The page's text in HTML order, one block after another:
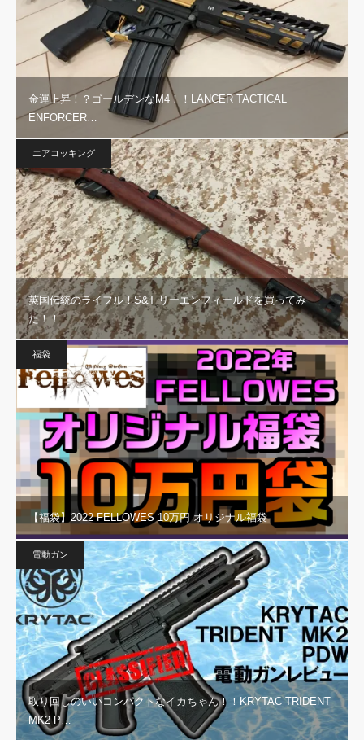
金運上昇！？ゴールデンなM4！！LANCER TACTICAL
ENFORCER…
エアコッキング
英国伝統のライフル！S&T リーエンフィールドを買ってみ
た！！
福袋
【福袋】2022 FELLOWES 10万円 オリジナル福袋
電動ガン
取り回しのいいコンパクトなイカちゃん！！KRYTAC TRIDENT
MK2 P…